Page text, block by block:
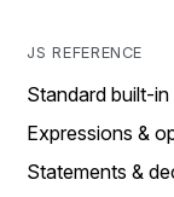
JS REFERENCE
Standard built-
Expressions &
Statements &